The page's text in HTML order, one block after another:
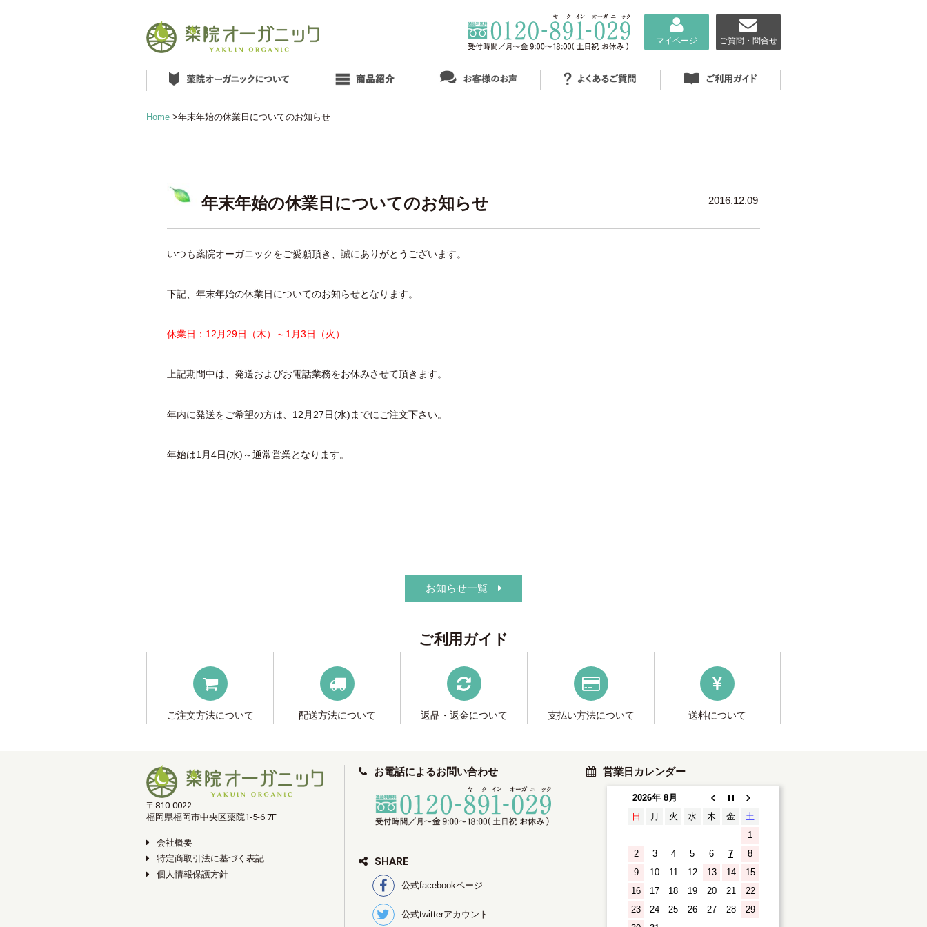
マイページ ご質問・問合せ
Home >年末年始の休業日についてのお知らせ
年末年始の休業日についてのお知らせ 2016.12.09
いつも薬院オーガニックをご愛願頂き、誠にありがとうございます。
下記、年末年始の休業日についてのお知らせとなります。
休業日：12月29日（木）～1月3日（火）
上記期間中は、発送およびお電話業務をお休みさせて頂きます。
年内に発送をご希望の方は、12月27日(水)までにご注文下さい。
年始は1月4日(水)～通常営業となります。
お知らせ一覧
ご利用ガイド
ご注文方法について 配送方法について 返品・返金について 支払い方法について 送料について
〒810-0022
福岡県福岡市中央区薬院1-5-6 7F
会社概要
特定商取引法に基づく表記
個人情報保護方針
お電話によるお問い合わせ
SHARE
公式facebookページ
公式twitterアカウント
営業日カレンダー
2026年 8月
日
月 火 水 木 金
土
1
2
3 4 5 6 7
8
9
10 11 12 13 14
15
16
17 18 19 20 21
22
23
24 25 26 27 28
29